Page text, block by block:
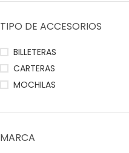
TIPO DE ACCESORIOS
BILLETERAS
CARTERAS
MOCHILAS
MARCA